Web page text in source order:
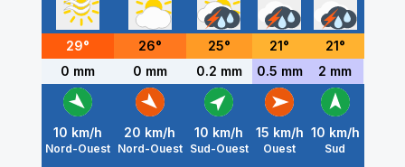
29° 26° 25° 21° 21°
0 mm
0 mm 0.2 mm 0.5 mm 2 mm
10 km/h
Nord-Ouest
20 km/h
Nord-Ouest
10 km/h
Sud-Ouest
15 km/h
Ouest
10 km/h
Sud